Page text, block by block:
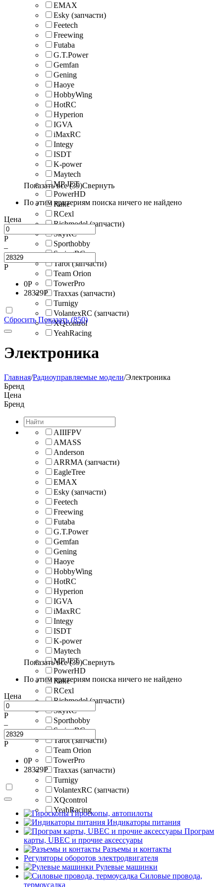
EMAX
Esky (запчасти)
Feetech
Freewing
Futaba
G.T.Power
Gemfan
Gening
Haoye
HobbyWing
HotRC
Hyperion
IGVA
iMaxRC
Integy
ISDT
K-power
Maytech
MP JET
PowerHD
Rake
RCexl
Richmodel (запчасти)
SkyRC
Sporthobby
SpringRC
Tarot (запчасти)
Team Orion
TowerPro
Traxxas (запчасти)
Turnigy
VolantexRC (запчасти)
XQcontrol
YeahRacing
Показать все (39)Свернуть
По этим критериям поиска ничего не найдено
Цена
Р
–
Р
0Р
28329Р
Сбросить Показать (850)
Электроника
Главная/Радиоуправляемые модели/Электроника
Бренд
Цена
Бренд
AIIIFPV
AMASS
Anderson
ARRMA (запчасти)
EagleTree
EMAX
Esky (запчасти)
Feetech
Freewing
Futaba
G.T.Power
Gemfan
Gening
Haoye
HobbyWing
HotRC
Hyperion
IGVA
iMaxRC
Integy
ISDT
K-power
Maytech
MP JET
PowerHD
Rake
RCexl
Richmodel (запчасти)
SkyRC
Sporthobby
SpringRC
Tarot (запчасти)
Team Orion
TowerPro
Traxxas (запчасти)
Turnigy
VolantexRC (запчасти)
XQcontrol
YeahRacing
Показать все (39)Свернуть
По этим критериям поиска ничего не найдено
Цена
Р
–
Р
0Р
28329Р
Гироскопы, автопилоты
Индикаторы питания
Програм
карты, UBEC и прочие аксессуары
Разъемы и контакты
Регуляторы оборотов электродвигателя
Рулевые машинки
Силовые провода,
термоусадка